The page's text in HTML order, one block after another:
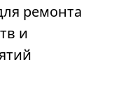
ремонта
и